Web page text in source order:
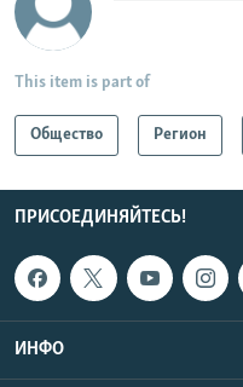
This item is part of
Общество Регион
ПРИСОЕДИНЯЙТЕСЬ!
ИНФО